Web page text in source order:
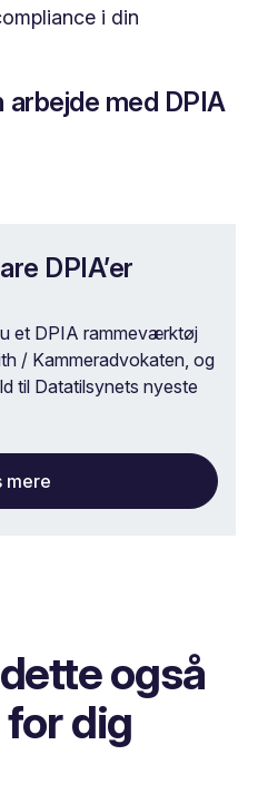
i din
arbejde med DPIA
DPIA’er
et DPIA rammeværktøj
/ Kammeradvokaten, og
til Datatilsynets nyeste
mere
også
dig